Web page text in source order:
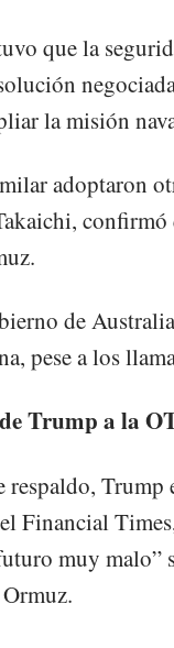
que la
la misión
adoptaron
de
pese a los
Trump a la
respaldo,
Financial
muy malo”